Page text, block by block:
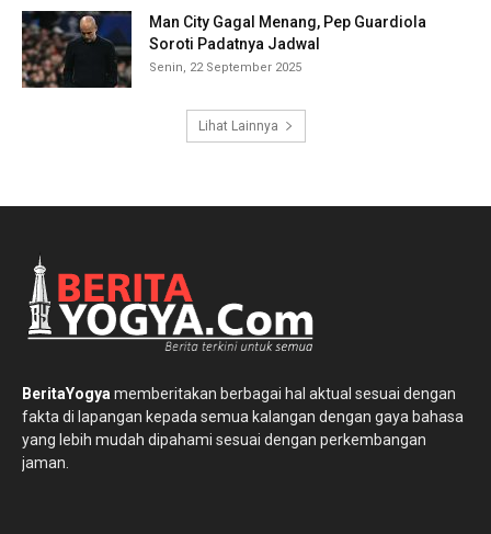
Man City Gagal Menang, Pep Guardiola
Soroti Padatnya Jadwal
Senin, 22 September 2025
Lihat Lainnya
BeritaYogya memberitakan berbagai hal aktual sesuai dengan
fakta di lapangan kepada semua kalangan dengan gaya bahasa
yang lebih mudah dipahami sesuai dengan perkembangan
jaman.